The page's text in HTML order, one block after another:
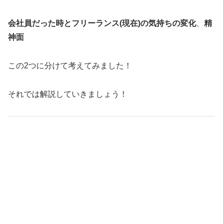
会社員だった時とフリーランス(現在)の気持ちの変化、 精
神面
この2つに分けて考えてみました！
それでは解説していきましょう！